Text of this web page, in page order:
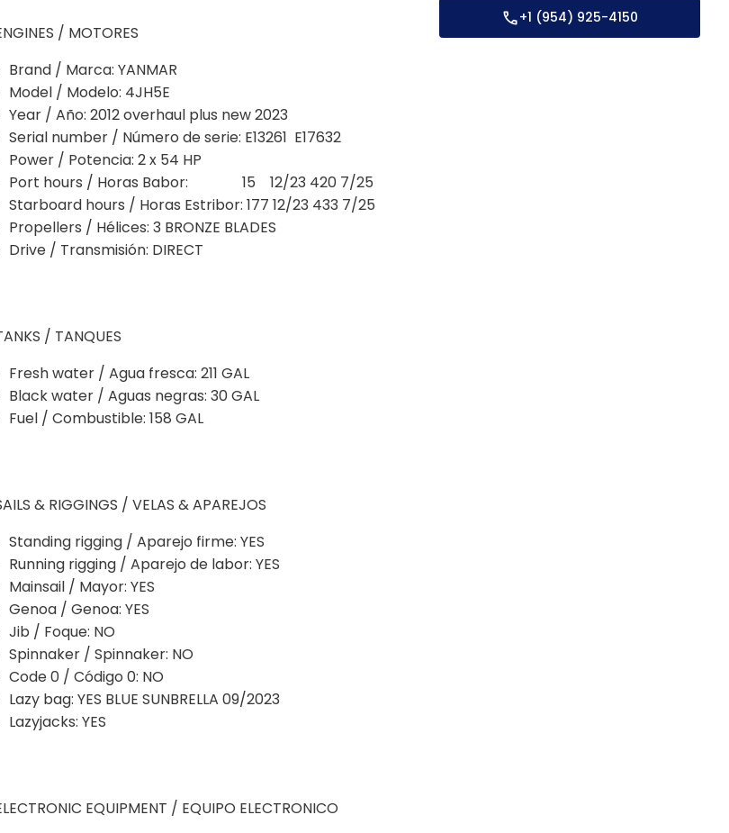
/ MOTORES
Brand / Marca: YANMAR
Model / Modelo: 4JH5E
Year / Año: 2012 overhaul plus new 2023
Serial number / Número de serie: E13261 E17632
Power / Potencia: 2 x 54 HP
Port hours / Horas Babor: 15 12/23 420 7/25
Starboard hours / Horas Estribor: 177 12/23 433 7/25
Propellers / Hélices: 3 BRONZE BLADES
Drive / Transmisión: DIRECT
/ TANQUES
Fresh water / Agua fresca: 211 GAL
Black water / Aguas negras: 30 GAL
Fuel / Combustible: 158 GAL
& RIGGINGS / VELAS & APAREJOS
Standing rigging / Aparejo firme: YES
Running rigging / Aparejo de labor: YES
Mainsail / Mayor: YES
Genoa / Genoa: YES
Jib / Foque: NO
Spinnaker / Spinnaker: NO
Code 0 / Código 0: NO
Lazy bag: YES BLUE SUNBRELLA 09/2023
Lazyjacks: YES
EQUIPMENT / EQUIPO ELECTRONICO
+1 (954) 925-4150